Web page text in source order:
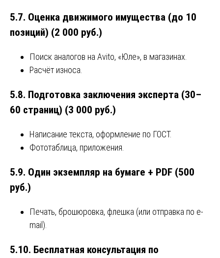
5.7. Оценка движимого имущества (до 10
позиций) (2 000 руб.)
Поиск аналогов на Avito, «Юле», в магазинах.
Расчёт износа.
5.8. Подготовка заключения эксперта (30–
60 страниц) (3 000 руб.)
Написание текста, оформление по ГОСТ.
Фототаблица, приложения.
5.9. Один экземпляр на бумаге + PDF (500
руб.)
Печать, брошюровка, флешка (или отправка по e-
mail).
5.10. Бесплатная консультация по